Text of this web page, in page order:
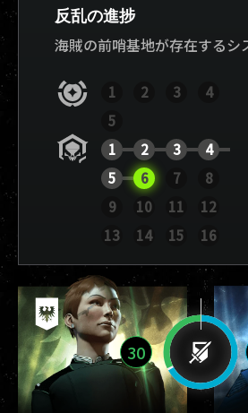
反乱の進捗
海賊の前哨基地が存在するシ
1 2 3
4
5
1
2 3
4
5
6 7
8
9
10 11
12
13
14 15 16
レポ
30